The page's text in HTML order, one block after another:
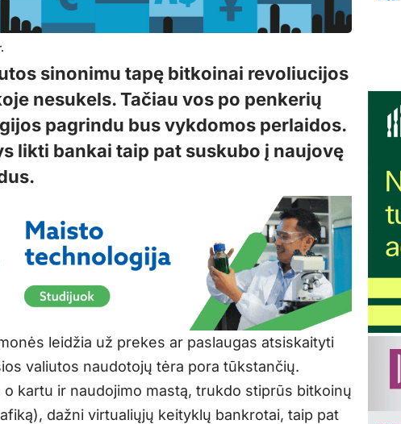
sinonimu tapę bitkoinai revoliucijos
nesukels. Tačiau vos po penkerių
pagrindu bus vykdomos perlaidos.
likti bankai taip pat suskubo į naujovę
leidžia už prekes ar paslaugas atsiskaityti
valiutos naudotojų tėra pora tūkstančių.
o kartu ir naudojimo mastą, trukdo stiprūs bitkoinų
dažni virtualiųjų keityklų bankrotai, taip pat